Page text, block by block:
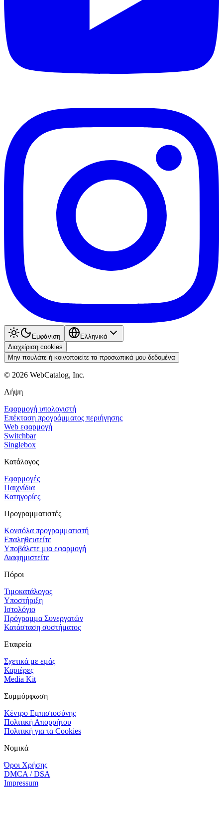
Εμφάνιση
Ελληνικά
Διαχείριση cookies
Μην πουλάτε ή κοινοποιείτε τα προσωπικά μου δεδομένα
© 2026 WebCatalog, Inc.
Λήψη
Εφαρμογή υπολογιστή
Επέκταση προγράμματος περιήγησης
Web εφαρμογή
Switchbar
Singlebox
Κατάλογος
Εφαρμογές
Παιχνίδια
Κατηγορίες
Προγραμματιστές
Κονσόλα προγραμματιστή
Επαληθευτείτε
Υποβάλετε μια εφαρμογή
Διαφημιστείτε
Πόροι
Τιμοκατάλογος
Υποστήριξη
Ιστολόγιο
Πρόγραμμα Συνεργατών
Κατάσταση συστήματος
Εταιρεία
Σχετικά με εμάς
Καριέρες
Media Kit
Συμμόρφωση
Κέντρο Εμπιστοσύνης
Πολιτική Απορρήτου
Πολιτική για τα Cookies
Νομικά
Όροι Χρήσης
DMCA / DSA
Impressum